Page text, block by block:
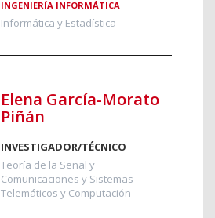
INGENIERÍA INFORMÁTICA
Informática y Estadística
Elena García-Morato
Piñán
INVESTIGADOR/TÉCNICO
Teoría de la Señal y
Comunicaciones y Sistemas
Telemáticos y Computación